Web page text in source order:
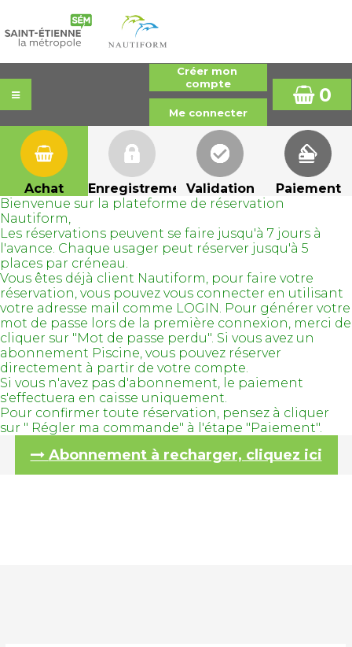
0
Achat EnregistrementValidation
Paiement
Bienvenue sur la plateforme de réservation
Nautiform,
Les réservations peuvent se faire jusqu'à 7 jours à
l'avance. Chaque usager peut réserver jusqu'à 5
places par créneau.
Vous êtes déjà client Nautiform, pour faire votre
réservation, vous pouvez vous connecter en utilisant
votre adresse mail comme LOGIN. Pour générer votre
mot de passe lors de la première connexion, merci de
cliquer sur "Mot de passe perdu". Si vous avez un
abonnement Piscine, vous pouvez réserver
directement à partir de votre compte.
Si vous n'avez pas d'abonnement, le paiement
s'effectuera en caisse uniquement.
Pour confirmer toute réservation, pensez à cliquer
sur " Régler ma commande" à l'étape "Paiement".
Abonnement à recharger, cliquez ici